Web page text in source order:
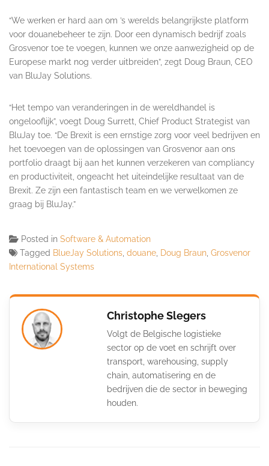
“We werken er hard aan om ’s werelds belangrijkste platform
voor douanebeheer te zijn. Door een dynamisch bedrijf zoals
Grosvenor toe te voegen, kunnen we onze aanwezigheid op de
Europese markt nog verder uitbreiden”, zegt Doug Braun, CEO
van BluJay Solutions.
“Het tempo van veranderingen in de wereldhandel is
ongelooflijk”, voegt Doug Surrett, Chief Product Strategist van
BluJay toe. “De Brexit is een ernstige zorg voor veel bedrijven en
het toevoegen van de oplossingen van Grosvenor aan ons
portfolio draagt bij aan het kunnen verzekeren van compliancy
en productiviteit, ongeacht het uiteindelijke resultaat van de
Brexit. Ze zijn een fantastisch team en we verwelkomen ze
graag bij BluJay.”
Posted in Software & Automation
Tagged BlueJay Solutions douane Doug Braun Grosvenor
International Systems
Christophe Slegers
Volgt de Belgische logistieke
sector op de voet en schrijft over
transport, warehousing, supply
chain, automatisering en de
bedrijven die de sector in beweging
houden.